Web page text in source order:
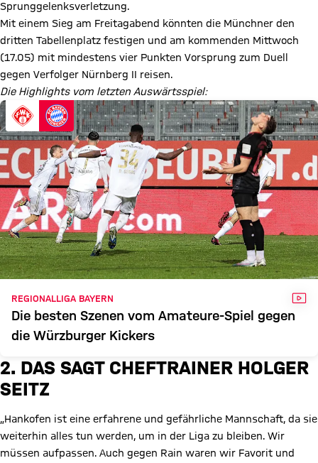
Sprunggelenksverletzung.
Mit einem Sieg am Freitagabend könnten die Münchner den
dritten Tabellenplatz festigen und am kommenden Mittwoch
(17.05) mit mindestens vier Punkten Vorsprung zum Duell
gegen Verfolger Nürnberg II reisen.
Die Highlights vom letzten Auswärtsspiel:
REGIONALLIGA BAYERN
Die besten Szenen vom Amateure-Spiel gegen
die Würzburger Kickers
2. DAS SAGT CHEFTRAINER HOLGER
SEITZ
„Hankofen ist eine erfahrene und gefährliche Mannschaft, da sie
weiterhin alles tun werden, um in der Liga zu bleiben. Wir
müssen aufpassen. Auch gegen Rain waren wir Favorit und